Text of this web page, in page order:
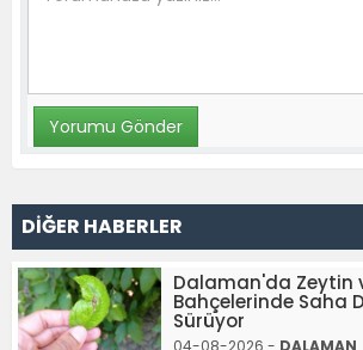
DİĞER HABERLER
Dalaman'da Zeytin
Bahçelerinde Saha
Sürüyor
04-08-2026 - DALAMAN